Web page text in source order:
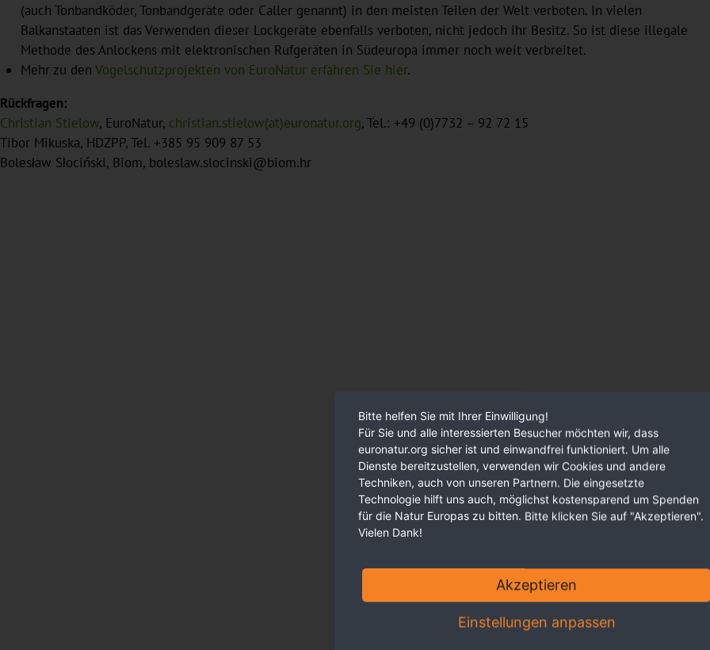
(auch Tonbandköder, Tonbandgeräte oder Caller genannt) in den meisten Teilen der Welt verboten. In vielen
Balkanstaaten ist das Verwenden dieser Lockgeräte ebenfalls verboten, nicht jedoch ihr Besitz. So ist diese illegale
Methode des Anlockens mit elektronischen Rufgeräten in Südeuropa immer noch weit verbreitet.
Mehr zu den Vogelschutzprojekten von EuroNatur erfahren Sie hier.
Rückfragen:
Christian Stielow, EuroNatur, christian.stielow(at)euronatur.org, Tel.: +49 (0)7732 – 92 72 15
Tibor Mikuska, HDZPP, Tel. +385 95 909 87 53
Bolesław Słociński, Biom, boleslaw.slocinski@biom.hr
Bitte helfen Sie mit Ihrer Einwilligung!
Für Sie und alle interessierten Besucher möchten wir, dass
euronatur.org sicher ist und einwandfrei funktioniert. Um alle
Dienste bereitzustellen, verwenden wir Cookies und andere
Techniken, auch von unseren Partnern. Die eingesetzte
Technologie hilft uns auch, möglichst kostensparend um Spenden
für die Natur Europas zu bitten. Bitte klicken Sie auf "Akzeptieren".
Vielen Dank!
Akzeptieren
Einstellungen anpassen